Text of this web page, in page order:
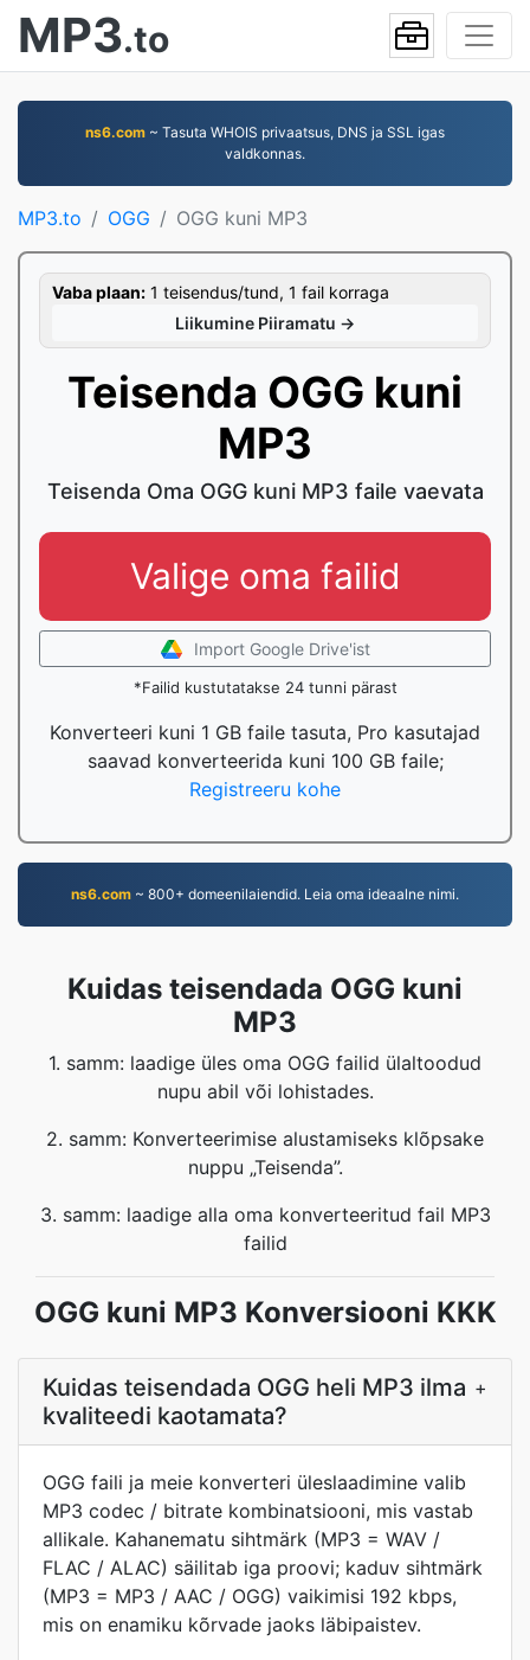
MP3.to
ns6.com ~ Tasuta WHOIS privaatsus, DNS ja SSL igas
valdkonnas.
MP3.to OGG OGG kuni MP3
Vaba plaan: 1 teisendus/tund, 1 fail korraga
Liikumine Piiramatu →
Teisenda OGG kuni
MP3
Teisenda Oma OGG kuni MP3 faile vaevata
Valige oma failid
Import Google Drive'ist
*Failid kustutatakse 24 tunni pärast
Konverteeri kuni 1 GB faile tasuta, Pro kasutajad
saavad konverteerida kuni 100 GB faile;
Registreeru kohe
ns6.com ~ 800+ domeenilaiendid. Leia oma ideaalne nimi.
Kuidas teisendada OGG kuni
MP3
1. samm: laadige üles oma OGG failid ülaltoodud
nupu abil või lohistades.
2. samm: Konverteerimise alustamiseks klõpsake
nuppu „Teisenda”.
3. samm: laadige alla oma konverteeritud fail MP3
failid
OGG kuni MP3 Konversiooni KKK
Kuidas teisendada OGG heli MP3 ilma
kvaliteedi kaotamata?
+
OGG faili ja meie konverteri üleslaadimine valib
MP3 codec / bitrate kombinatsiooni, mis vastab
allikale. Kahanematu sihtmärk (MP3 = WAV /
FLAC / ALAC) säilitab iga proovi; kaduv sihtmärk
(MP3 = MP3 / AAC / OGG) vaikimisi 192 kbps,
mis on enamiku kõrvade jaoks läbipaistev.